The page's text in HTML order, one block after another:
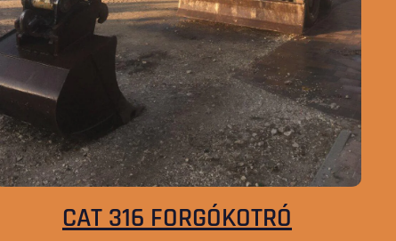
CAT 316 FORGÓKOTRÓ